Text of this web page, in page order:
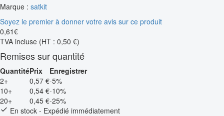
Marque : satkit
Soyez le premier à donner votre avis sur ce produit
0,61€
TVA incluse (HT : 0,50 €)
Remises sur quantité
QuantitéPrix
Enregistrer
2+
0,57 €-5%
10+
0,54 €-10%
20+
0,45 €-25%
En stock - Expédié immédiatement